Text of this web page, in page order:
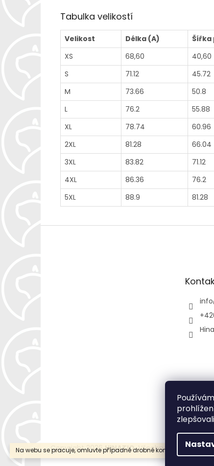
Na webu se pracuje, omluvte případné drobné komplikace a
Tabulka velikostí
Velikost Délka (A) Šířka
XS
68,60 40,60
S
71.12 45.72
M
73.66 50.8
L
76.2 55.88
XL
78.74 60.96
2XL
81.28 66.04
3XL
83.82 71.12
4XL
86.36 76.2
5XL
88.9 81.28
info
Copyright 2026HINATIO. Všechna práva